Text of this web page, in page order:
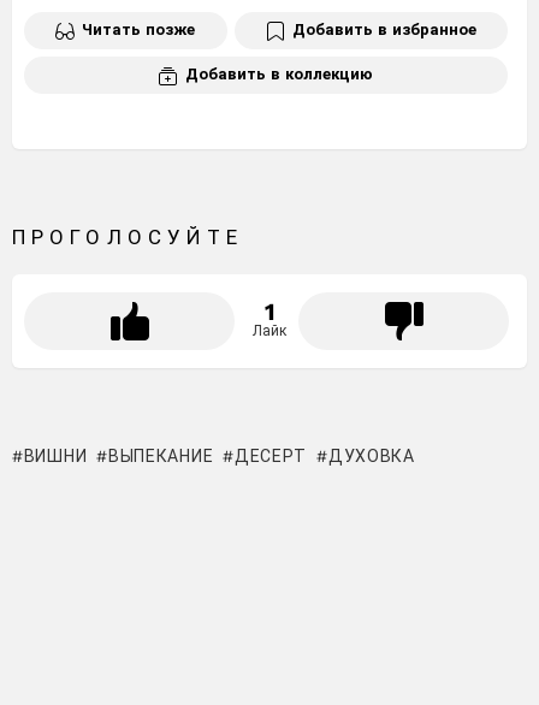
Читать позже Добавить в избранное
Добавить в коллекцию
ПРОГОЛОСУЙТЕ
1
Лайк
ВИШНИ ВЫПЕКАНИЕ ДЕСЕРТ ДУХОВКА